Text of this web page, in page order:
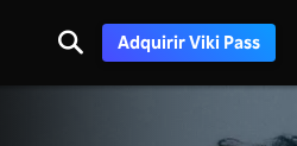
Adquirir Viki Pass